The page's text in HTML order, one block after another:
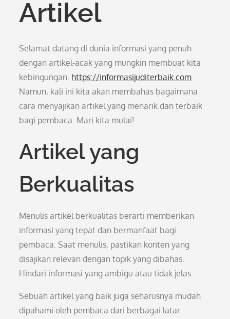
Artikel
Selamat datang di dunia informasi yang penuh
dengan artikel-acak yang mungkin membuat kita
kebingungan. https://informasijuditerbaik.com
Namun, kali ini kita akan membahas bagaimana
cara menyajikan artikel yang menarik dan terbaik
bagi pembaca. Mari kita mulai!
Artikel yang
Berkualitas
Menulis artikel berkualitas berarti memberikan
informasi yang tepat dan bermanfaat bagi
pembaca. Saat menulis, pastikan konten yang
disajikan relevan dengan topik yang dibahas.
Hindari informasi yang ambigu atau tidak jelas.
Sebuah artikel yang baik juga seharusnya mudah
dipahami oleh pembaca dari berbagai latar